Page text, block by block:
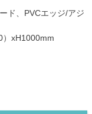
ド、PVCエッジ/アジ
）xH1000mm